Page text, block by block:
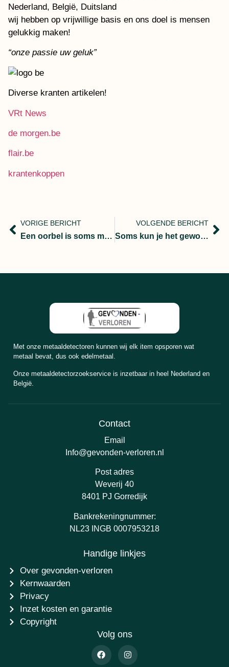
Nederland, België, Duitsland
wij hebben op vrijwillige basis en ons doel is mensen
gelukkig maken!
“onze passie uw geluk”
Diverse kranten artikelen!
VRt News
de morgen.be
flair.be
krantenkoppen
VORIGE BERICHT
Een oorbel is soms meer waard dan je je kunt bedenken!
VOLGENDE BERICHT
Soms kun je het gewoon niet vinden
Met onze metaaldetectoren kunnen wij elk item opsporen wat
metaal bevat, dus ook edelmetaal.
Onze metaaldetectorzoekservice is inzetbaar in heel Nederland en
België.
Contact
Email
Info@gevonden-verloren.nl
Post adres
Weverij 40
8401 PJ Gorredijk
Bankrekeningnummer:
NL23 INGB 0007953218
Handige linkjes
Over gevonden-verloren
Kernwaarden
Privacy
Inzet kosten en garantie
Copyright
Volg ons